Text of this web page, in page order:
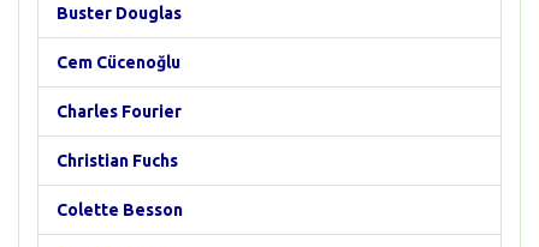
Buster Douglas
Cem Cücenoğlu
Charles Fourier
Christian Fuchs
Colette Besson